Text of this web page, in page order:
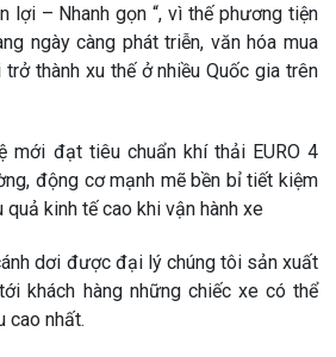
lợi – Nhanh gọn “, vì thế phương tiện
ngày càng phát triễn, văn hóa mua
thành xu thế ở nhiều Quốc gia trên
mới đạt tiêu chuẩn khí thải EURO 4
động cơ mạnh mẽ bền bỉ tiết kiệm
kinh tế cao khi vận hành xe
dơi được đại lý chúng tôi sản xuất
khách hàng những chiếc xe có thể
cao nhất.